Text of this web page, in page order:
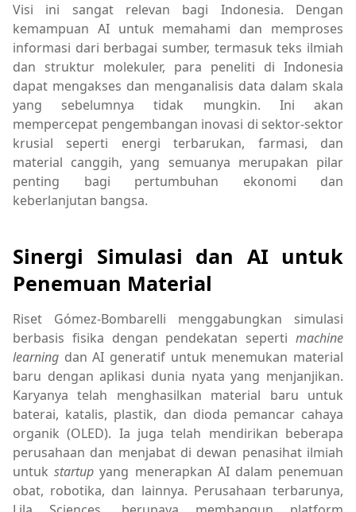
Visi ini sangat relevan bagi Indonesia. Dengan
kemampuan AI untuk memahami dan memproses
informasi dari berbagai sumber, termasuk teks ilmiah
dan struktur molekuler, para peneliti di Indonesia
dapat mengakses dan menganalisis data dalam skala
yang sebelumnya tidak mungkin. Ini akan
mempercepat pengembangan inovasi di sektor-sektor
krusial seperti energi terbarukan, farmasi, dan
material canggih, yang semuanya merupakan pilar
penting bagi pertumbuhan ekonomi dan
keberlanjutan bangsa.
Sinergi Simulasi dan AI untuk
Penemuan Material
Riset Gómez-Bombarelli menggabungkan simulasi
berbasis fisika dengan pendekatan seperti machine
learning dan AI generatif untuk menemukan material
baru dengan aplikasi dunia nyata yang menjanjikan.
Karyanya telah menghasilkan material baru untuk
baterai, katalis, plastik, dan dioda pemancar cahaya
organik (OLED). Ia juga telah mendirikan beberapa
perusahaan dan menjabat di dewan penasihat ilmiah
untukstartup yang menerapkan AI dalam penemuan
obat, robotika, dan lainnya. Perusahaan terbarunya,